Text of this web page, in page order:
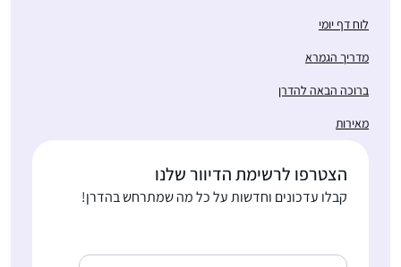
לוח דף יומי
מדריך הגמרא
ברוכה הבאה להדרן
מאירות
הצטרפו לרשימת הדיוור שלנו
קבלו עדכונים וחדשות על כל מה שמתרחש בהדרן!
כתובת